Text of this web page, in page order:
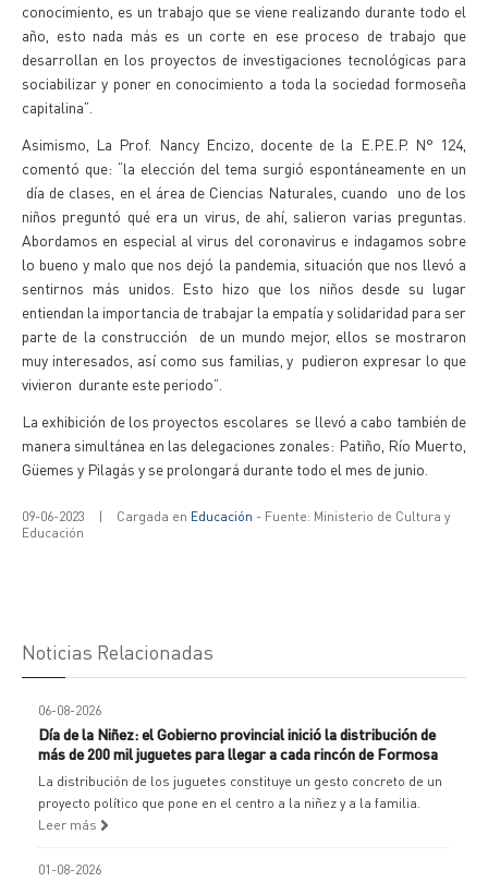
conocimiento, es un trabajo que se viene realizando durante todo el
año, esto nada más es un corte en ese proceso de trabajo que
desarrollan en los proyectos de investigaciones tecnológicas para
sociabilizar y poner en conocimiento a toda la sociedad formoseña
capitalina”.
Asimismo, La Prof. Nancy Encizo, docente de la E.P.E.P. N° 124,
comentó que: “la elección del tema surgió espontáneamente en un
día de clases, en el área de Ciencias Naturales, cuando uno de los
niños preguntó qué era un virus, de ahí, salieron varias preguntas.
Abordamos en especial al virus del coronavirus e indagamos sobre
lo bueno y malo que nos dejó la pandemia, situación que nos llevó a
sentirnos más unidos. Esto hizo que los niños desde su lugar
entiendan la importancia de trabajar la empatía y solidaridad para ser
parte de la construcción de un mundo mejor, ellos se mostraron
muy interesados, así como sus familias, y pudieron expresar lo que
vivieron durante este periodo”.
La exhibición de los proyectos escolares se llevó a cabo también de
manera simultánea en las delegaciones zonales: Patiño, Río Muerto,
Güemes y Pilagás y se prolongará durante todo el mes de junio.
09-06-2023 | Cargada en Educación - Fuente: Ministerio de Cultura y
Educación
Noticias Relacionadas
06-08-2026
Día de la Niñez: el Gobierno provincial inició la distribución de
más de 200 mil juguetes para llegar a cada rincón de Formosa
La distribución de los juguetes constituye un gesto concreto de un
proyecto político que pone en el centro a la niñez y a la familia.
Leer más
01-08-2026